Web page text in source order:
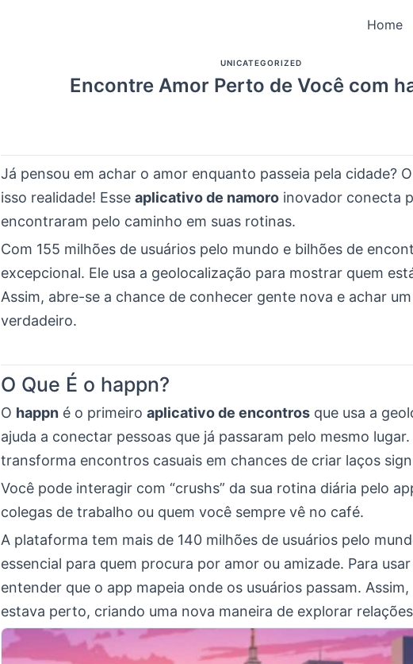
Home
UNICATEGORIZED
Encontre Amor Perto de Você com
Já pensou em achar o amor enquanto passeia pela cidade? O
isso realidade! Esse aplicativo de namoro inovador conecta
encontraram pelo caminho em suas rotinas.
Com 155 milhões de usuários pelo mundo e bilhões de
excepcional. Ele usa a geolocalização para mostrar quem
Assim, abre-se a chance de conhecer gente nova e achar
verdadeiro.
O Que É o happn?
O happn é o primeiro aplicativo de encontros que usa a
ajuda a conectar pessoas que já passaram pelo mesmo
transforma encontros casuais em chances de criar laços
Você pode interagir com “crushs” da sua rotina diária pelo
colegas de trabalho ou quem você sempre vê no café.
A plataforma tem mais de 140 milhões de usuários pelo
essencial para quem procura por amor ou amizade. Para
entender que o app mapeia onde os usuários passam.
estava perto, criando uma nova maneira de explorar